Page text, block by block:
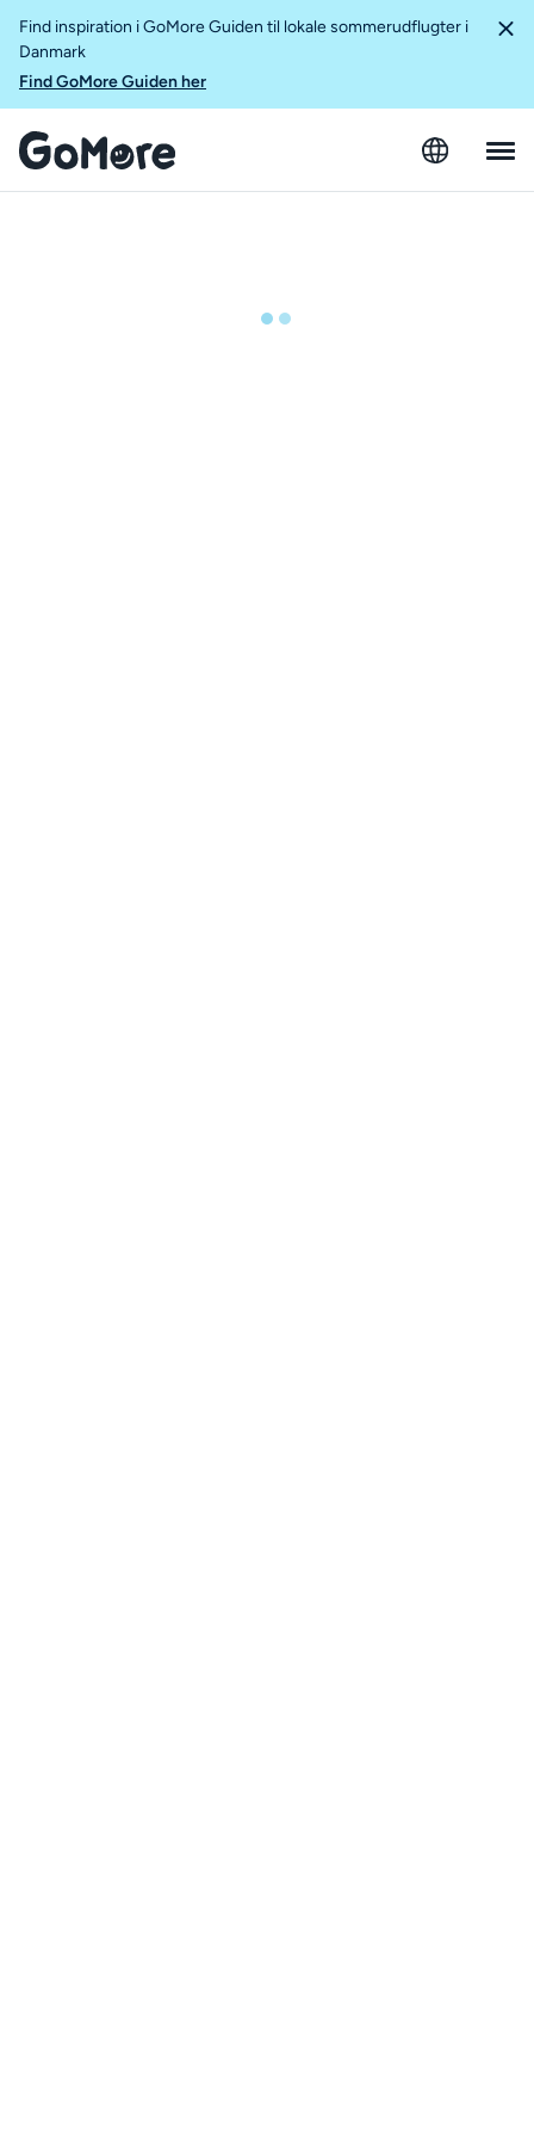
Find inspiration i GoMore Guiden til lokale sommerudflugter i
Danmark
Find GoMore Guiden her